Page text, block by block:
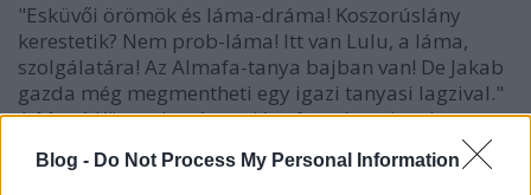
Blog - Do Not Process My Personal Information
"Esküvői örömök és láma-dráma! Koszorúslány
kerestetik? Nem prob-láma! Itt van Lulu, a láma,
szolgálatára! Az Almafa-tanya bajban van! De Jakab
gazda még megmentheti egy igazi tanyasi lagzival."
A Manó Könyvek számos jópofa, színes, izgalmas
kötettel örvendeztette meg a családok legkisebb
tagjait.…